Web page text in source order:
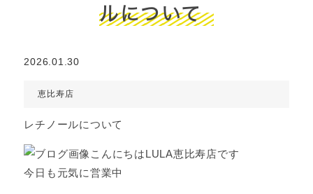
ルについて
2026.01.30
恵比寿店
レチノールについて
こんにちはLULA恵比寿店です
今日も元気に営業中